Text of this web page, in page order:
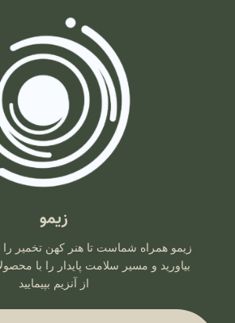
زیمو
زیمو همراه شماست تا هنر کهن تخمیر را
بیاورید و مسیر سلامت پایدار را با
از آنزیم بپیمایید